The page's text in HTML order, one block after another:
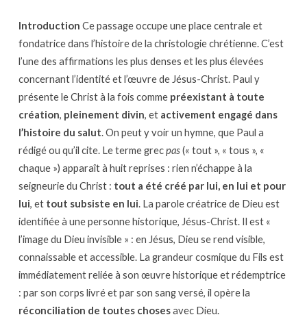
–
Premier-
né
de
toute
la
création
et
premier-
né
d’entre
les
morts
(Colossiens
1.15-
23)
Introduction Ce passage occupe une place centrale et
fondatrice dans l’histoire de la christologie chrétienne. C’est
l’une des affirmations les plus denses et les plus élevées
concernant l’identité et l’œuvre de Jésus-Christ. Paul y
présente le Christ à la fois comme préexistant à toute
création, pleinement divin, et activement engagé dans
l’histoire du salut. On peut y voir un hymne, que Paul a
rédigé ou qu’il cite. Le terme grecpas(« tout », « tous », «
chaque ») apparaît à huit reprises : rien n’échappe à la
seigneurie du Christ : tout a été créé par lui, en lui et pour
lui, et tout subsiste en lui. La parole créatrice de Dieu est
identifiée à une personne historique, Jésus-Christ. Il est «
l’image du Dieu invisible » : en Jésus, Dieu se rend visible,
connaissable et accessible. La grandeur cosmique du Fils est
immédiatement reliée à son œuvre historique et rédemptrice
: par son corps livré et par son sang versé, il opère la
réconciliation de toutes chosesavec Dieu.